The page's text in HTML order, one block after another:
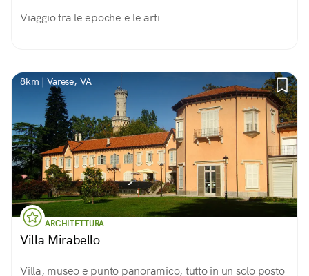
Viaggio tra le epoche e le arti
8km | Varese, VA
ARCHITETTURA
Villa Mirabello
Villa, museo e punto panoramico, tutto in un solo posto